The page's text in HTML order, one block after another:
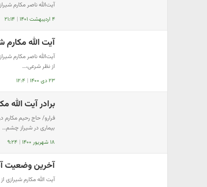
آیت‌الله ناصر مکارم
۴ اردیبهشت ۱۴۰۱ | ۲۱:۱۴
آیت‌ الله
آیت‌الله ناصر مکارم
از نظر شرعی،…
۲۳ دی ۱۴۰۰ | ۱۲:۴
برادر آیت الله
بیماری در شیراز چشم…
۱۸ شهریور ۱۴۰۰ | ۹:۲۴
آخرین وضعیت
آیت الله مکارم